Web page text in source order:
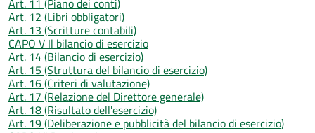
Art. 12 (Libri obbligatori)
Art. 13 (Scritture contabili)
CAPO V Il bilancio di esercizio
Art. 14 (Bilancio di esercizio)
Art. 15 (Struttura del bilancio di esercizio)
Art. 16 (Criteri di valutazione)
Art. 17 (Relazione del Direttore generale)
Art. 18 (Risultato dell'esercizio)
Art. 19 (Deliberazione e pubblicità del bilancio di esercizio)